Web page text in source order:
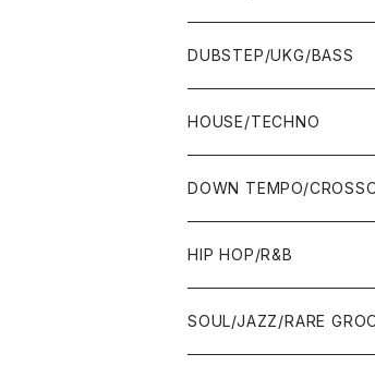
ALBUM&V.A.
10"
12"
ALBUM&V.A.
7"
10"
12"
ALBUM&V.A.
DUBSTEP/UKG/BASS
12"
ALBUM&V.A.
HOUSE/TECHNO
7"
10"
12"
DOWN TEMPO/
7"
12"
HIP HOP/R&B
7"
SOUL/JAZZ/RARE